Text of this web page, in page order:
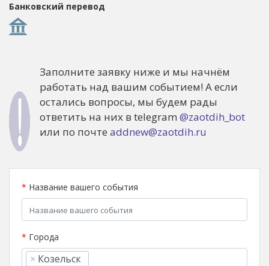
Банковский перевод
Заполните заявку ниже и мы начнём
работать над вашим событием! А если
остались вопросы, мы будем рады
ответить на них в telegram @zaotdih_bot
или по почте addnew@zaotdih.ru
* Название вашего события
* Города
× Козельск